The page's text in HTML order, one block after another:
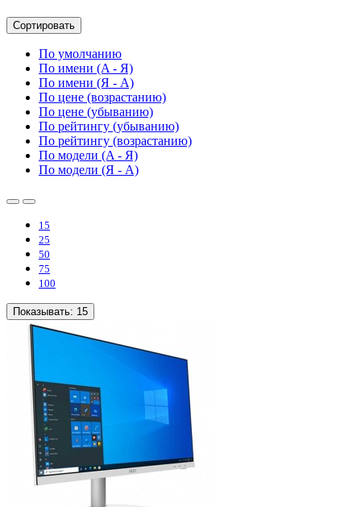
Сортировать
По умолчанию
По имени (A - Я)
По имени (Я - A)
По цене (возрастанию)
По цене (убыванию)
По рейтингу (убыванию)
По рейтингу (возрастанию)
По модели (A - Я)
По модели (Я - A)
15
25
50
75
100
Показывать: 15